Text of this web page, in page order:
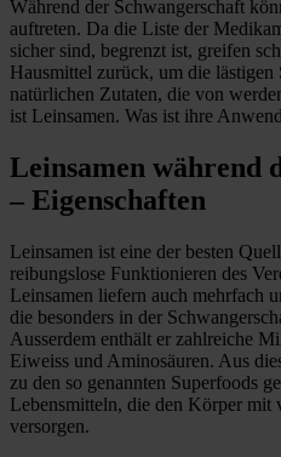
Während der Schwangerschaft
auftreten. Da die Liste der
sicher sind, begrenzt ist, greifen
Hausmittel zurück, um die
natürlichen Zutaten, die von
ist Leinsamen. Was ist ihre
Leinsamen während
– Eigenschaften
Leinsamen ist eine der besten
reibungslose Funktionieren des
Leinsamen liefern auch mehrfach
die besonders in der
Ausserdem enthält er zahlreiche
Eiweiss und Aminosäuren. Aus
zu den so genannten Superfoods
Lebensmitteln, die den Körper mit
versorgen.